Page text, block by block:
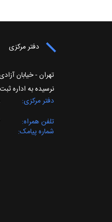
دفتر مرکزی
تهران - خیابان
نرسیده به اداره ثبت -
دفتر مرکزی
تلفن همراه
شماره پیامک